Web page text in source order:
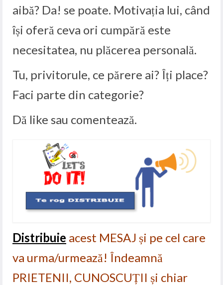
aibă? Da! se poate. Motivația lui, când
își oferă ceva ori cumpără este
necesitatea, nu plăcerea personală.
Tu, privitorule, ce părere ai? Îți place?
Faci parte din categorie?
Dă like sau comentează.
Distribuie acest MESAJ și pe cel care
va urma/urmează! Îndeamnă
PRIETENII, CUNOSCUȚII și chiar